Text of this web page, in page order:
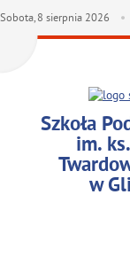
Szkoła
im.
w
Sobota, 8 sierpnia 2026